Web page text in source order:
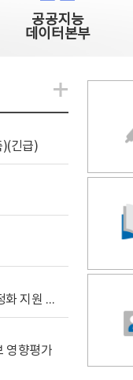
공공지능
데이터본부
)(긴급)
[사전규격공개] 데이터안심구역 통합관리포털 구축 및 안정화 지원 사업 위탁감리
영향평가
알림관련 더보기